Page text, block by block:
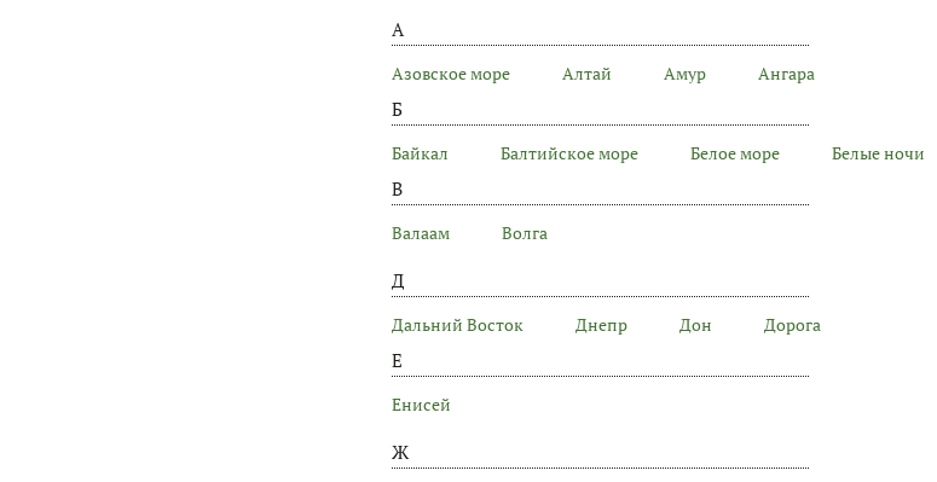
А
Азовское море Алтай Амур Ангара
Б
Байкал Балтийское море Белое море Белые ночи
В
Валаам Волга
Д
Дальний Восток Днепр Дон Дорога
Е
Енисей
Ж